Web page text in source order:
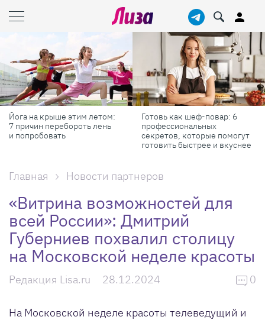
лень
Готовь как шеф-повар: 6
профессиональных
секретов, которые помогут
готовить быстрее и вкуснее
Масштабные
самые красивые
России в августе
Главная Новости партнеров
«Витрина возможностей для
всей России»: Дмитрий
Губерниев похвалил столицу
на Московской неделе красоты
Редакция Lisa.ru 28.12.2024 0
На Московской неделе красоты телеведущий и